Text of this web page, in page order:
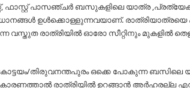
ഫാസ്റ്റ് പാസഞ്ചർ ബസുകളിലെ യാത്ര
ഉൾക്കൊള്ളുന്നവയാണ്.
രാത്രിയിൽ ഓരോ സീറ്റിനും മുകളിൽ
കോട്ടയം/തിരുവനന്തപുരം ഒക്കെ പോകുന്ന ബസിലെ
രാത്രിയിൽ ഉറങ്ങാൻ അർഹരല്ല